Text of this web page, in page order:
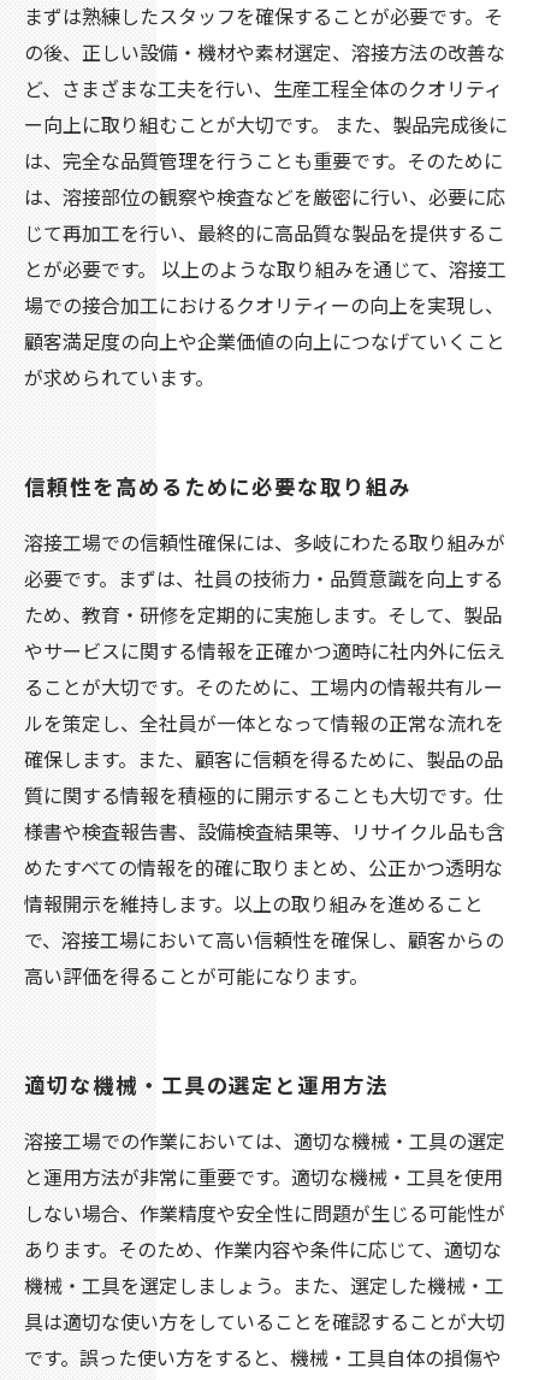
まずは熟練したスタッフを確保することが必要です。そ
の後、正しい設備・機材や素材選定、溶接方法の改善な
ど、さまざまな工夫を行い、生産工程全体のクオリティ
ー向上に取り組むことが大切です。 また、製品完成後に
は、完全な品質管理を行うことも重要です。そのために
は、溶接部位の観察や検査などを厳密に行い、必要に応
じて再加工を行い、最終的に高品質な製品を提供するこ
とが必要です。 以上のような取り組みを通じて、溶接工
場での接合加工におけるクオリティーの向上を実現し、
顧客満足度の向上や企業価値の向上につなげていくこと
が求められています。
信頼性を高めるために必要な取り組み
溶接工場での信頼性確保には、多岐にわたる取り組みが
必要です。まずは、社員の技術力・品質意識を向上する
ため、教育・研修を定期的に実施します。そして、製品
やサービスに関する情報を正確かつ適時に社内外に伝え
ることが大切です。そのために、工場内の情報共有ルー
ルを策定し、全社員が一体となって情報の正常な流れを
確保します。また、顧客に信頼を得るために、製品の品
質に関する情報を積極的に開示することも大切です。仕
様書や検査報告書、設備検査結果等、リサイクル品も含
めたすべての情報を的確に取りまとめ、公正かつ透明な
情報開示を維持します。以上の取り組みを進めること
で、溶接工場において高い信頼性を確保し、顧客からの
高い評価を得ることが可能になります。
適切な機械・工具の選定と運用方法
溶接工場での作業においては、適切な機械・工具の選定
と運用方法が非常に重要です。適切な機械・工具を使用
しない場合、作業精度や安全性に問題が生じる可能性が
あります。そのため、作業内容や条件に応じて、適切な
機械・工具を選定しましょう。また、選定した機械・工
具は適切な使い方をしていることを確認することが大切
です。誤った使い方をすると、機械・工具自体の損傷や